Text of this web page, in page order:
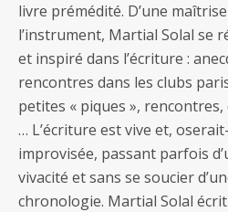
livre prémédité. D’une
l’instrument, Martial Solal se
et inspiré dans l’écriture :
rencontres dans les clubs
petites « piques »,
… L’écriture est vive et,
improvisée, passant parfois
vivacité et sans se soucier
chronologie. Martial Solal